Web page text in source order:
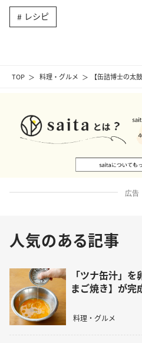
TOP 料理・グルメ 【缶詰博士の
レシピ
広告
人気のある記事
「ツナ缶汁」
まご焼き】が完
料理・グルメ